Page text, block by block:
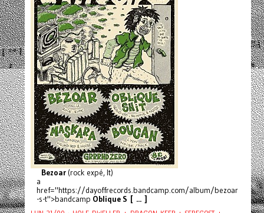
Bezoar(rock expé, It)
a
href="https://dayoffrecords.bandcamp.com/album/bezoar
-s-t">bandcamp Oblique S [ ... ]